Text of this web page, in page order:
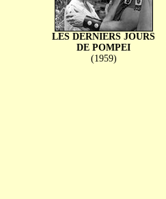
LES DERNIERS JOURS
DE POMPEI
(1959)